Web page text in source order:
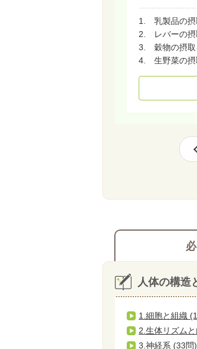
1. 乳製品の摂
2. レバーの摂
3. 穀物の摂取
4. 生野菜の摂
人体の構造
1.細胞と組織
2.生体リズム
3.神経系 (33問)